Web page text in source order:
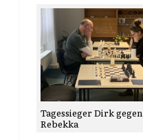
Tagessieger Dirk gegen
Rebekka